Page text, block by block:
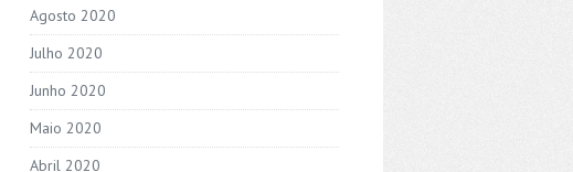
Agosto 2020
Julho 2020
Junho 2020
Maio 2020
Abril 2020